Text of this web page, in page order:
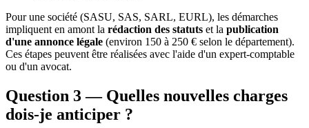
Pour une société (SASU, SAS, SARL, EURL), les démarches
impliquent en amont la rédaction des statuts et la publication
d'une annonce légale (environ 150 à 250 € selon le département).
Ces étapes peuvent être réalisées avec l'aide d'un expert-comptable
ou d'un avocat.
Question 3 — Quelles nouvelles charges
dois-je anticiper ?